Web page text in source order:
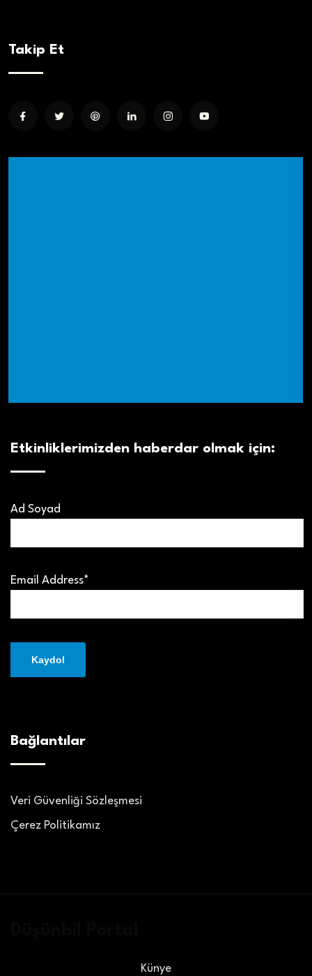
Takip Et
Etkinliklerimizden haberdar olmak için:
Ad Soyad
Email Address*
Bağlantılar
Veri Güvenliği Sözleşmesi
Çerez Politikamız
Künye